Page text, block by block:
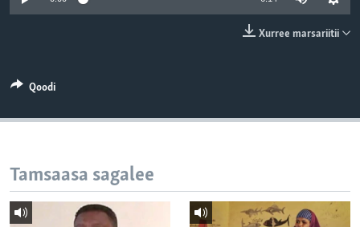
Xurree marsariitii
Qoodi
Tamsaasa sagalee